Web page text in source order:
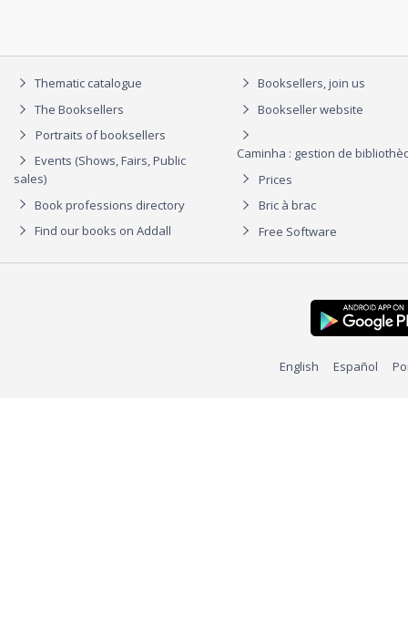
Thematic catalogue
The Booksellers
Portraits of booksellers
Events (Shows, Fairs, Public
sales)
Book professions directory
Find our books on Addall
Booksellers, join us
Bookseller website
Caminha : gestion de
Prices
Bric à brac
Free Software
English Español